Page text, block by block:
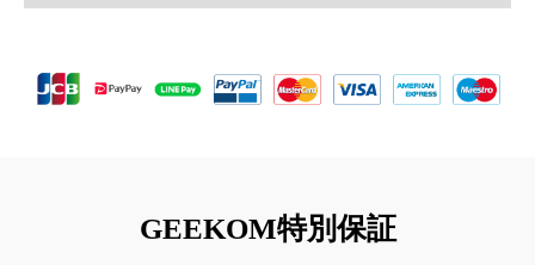
GEEKOM特別保証